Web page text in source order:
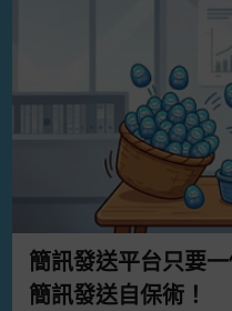
簡訊發送平台只要
簡訊發送自保術！